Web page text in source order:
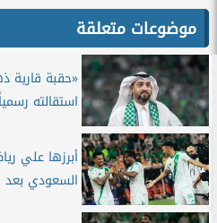
موضوعات متعلقة
«حقبة قارية
استقالته
أبرزها علي
السعودي بعد